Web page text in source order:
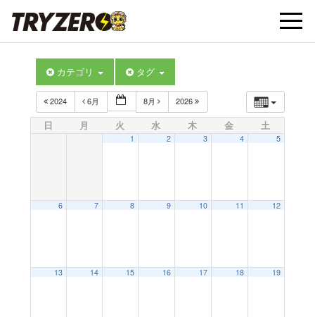
t
カテゴリ タグ
2024 6月 8月 2026
日 月 火 水 木 金 土
1 2 3 4 5
6 7 8 9 10 11 12
13 14 15 16 17 18 19